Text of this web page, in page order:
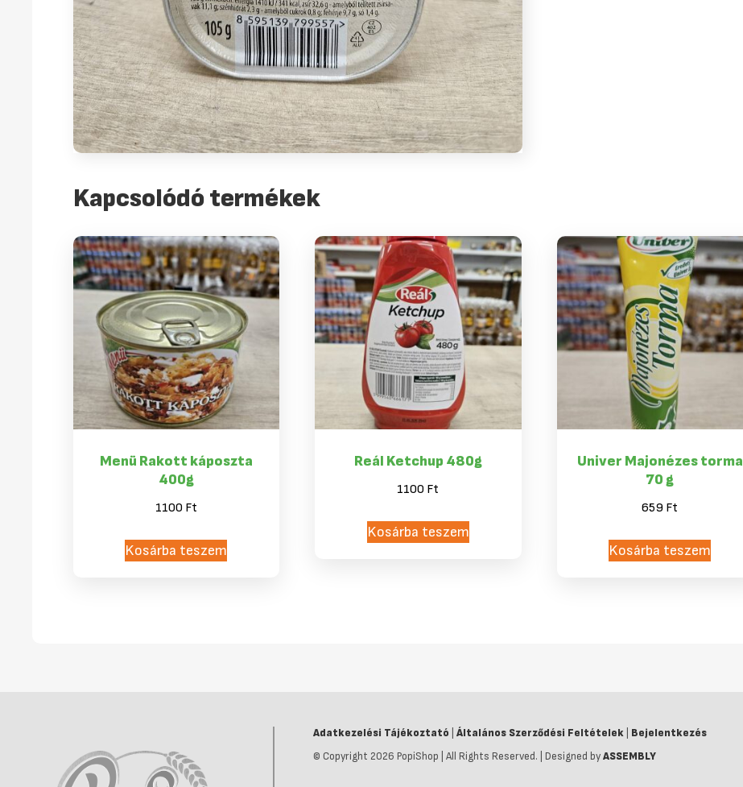
Kapcsolódó termékek
Menü Rakott káposzta
400g
1100 Ft
Kosárba teszem
Reál Ketchup 480g
1100 Ft
Kosárba teszem
Univer Majonézes torma
70 g
659 Ft
Kosárba teszem
Adatkezelési Tájékoztató |Általános Szerződési Feltételek
Bejelentkezés
© Copyright 2026 PopiShop | All Rights Reserved. | Designed byASSEMBLY